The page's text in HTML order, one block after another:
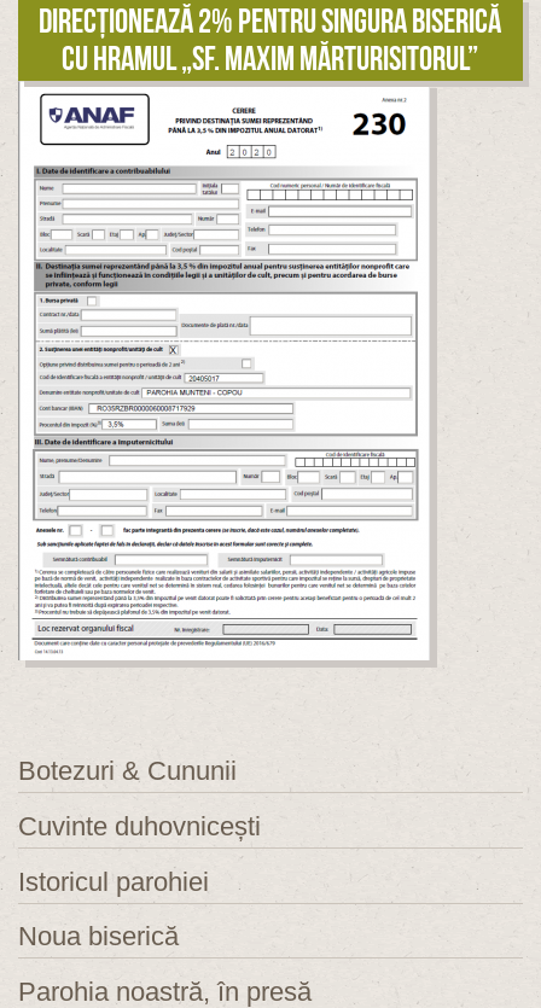
Direcționează 2% pentru singura biserică
cu hramul „Sf. Maxim Mărturisitorul”
Botezuri & Cununii
Cuvinte duhovnicești
Istoricul parohiei
Noua biserică
Parohia noastră, în presă